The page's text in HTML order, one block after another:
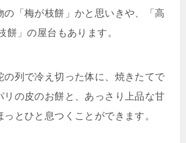
の「梅が枝餅」かと思いきや、「高
餅」の屋台もあります。
の列で冷え切った体に、焼きたてで
リの皮のお餅と、あっさり上品な甘
とひと息つくことができます。